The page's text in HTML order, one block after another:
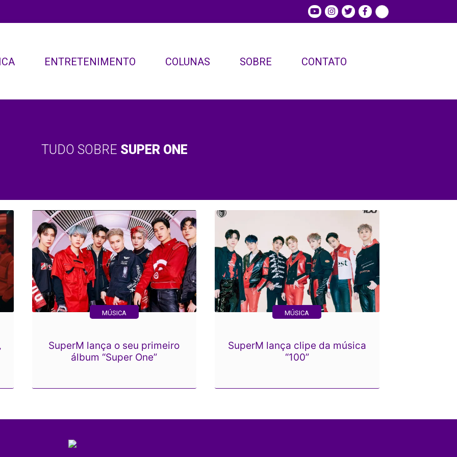
ENTRETENIMENTO COLUNAS SOBRE CONTATO
TUDO SOBRE SUPER ONE
MÚSICA
SuperM lança o seu primeiro
álbum “Super One”
MÚSICA
SuperM lança clipe da música
“100”